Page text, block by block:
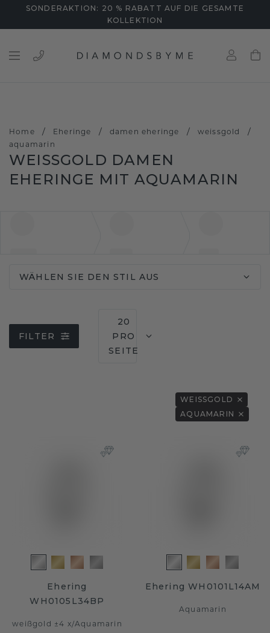
SONDERAKTION: 20 % RABATT AUF DIE GESAMTE
KOLLEKTION
Home / Eheringe / damen eheringe / weissgold /
aquamarin
WEISSGOLD DAMEN E
HERINGE MIT AQUAMARIN
WÄHLEN SIE DEN STIL AUS
FILTER
20
PRO
SEITE
WEISSGOLD
AQUAMARIN
Ehering
WH0105L34BP
weißgold ±4 x/Aquamarin
Ehering WH0101L14AM
Aquamarin